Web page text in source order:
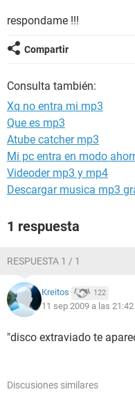
respondame !!!
Compartir
Consulta también:
Xq no entra mi mp3
Que es mp3
Atube catcher mp3
Mi pc entra en modo
Videoder mp3 y mp4
Descargar musica mp3
1 respuesta
RESPUESTA 1 / 1
Kreitos 122
11 sep 2009 a las 21:42
"disco extraviado te
Discusiones similares